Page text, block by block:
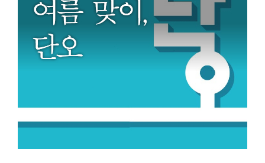
민속이야기
원문보기 PDF